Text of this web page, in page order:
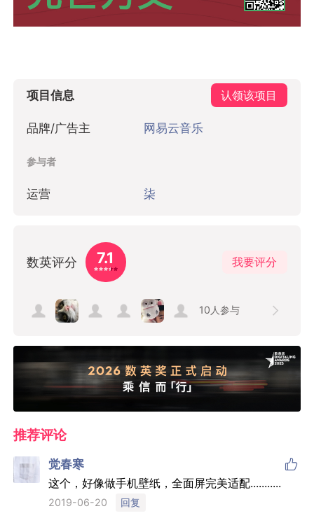
项目信息 认领该项目
品牌/广告主 网易云音乐
参与者
运营 柒
数英评分 7.1 我要评分
10 人参与
推荐评论
觉春寒 
这个，好像做手机壁纸，全面屏完美适配...........
2019-06-20 回复